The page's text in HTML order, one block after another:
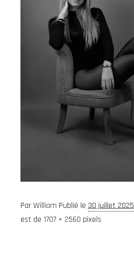
ParWilliam Publié le 30 juillet 2025
est de 1707 × 2560 pixels